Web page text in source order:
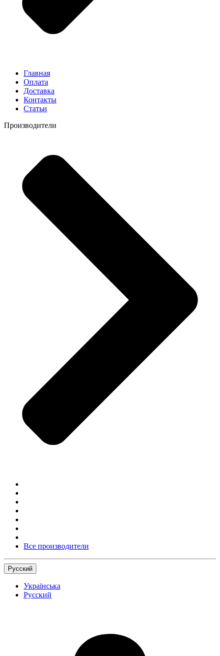
Главная
Оплата
Доставка
Контакты
Статьи
Производители
Все производители
Русский
Українська
Русский